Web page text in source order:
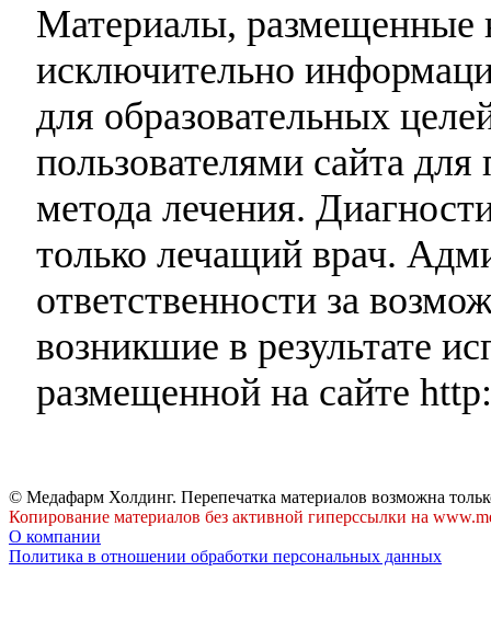
Материалы, размещенные
исключительно
для образовательных
пользователями сайта
метода лечения.
только лечащий врач.
ответственности за
возникшие в результате
размещенной на сайте
© Медафарм Холдинг. Перепечатка материалов возможна
Копирование материалов без активной гиперссылки на
О компании
Политика в отношении обработки персональных данных